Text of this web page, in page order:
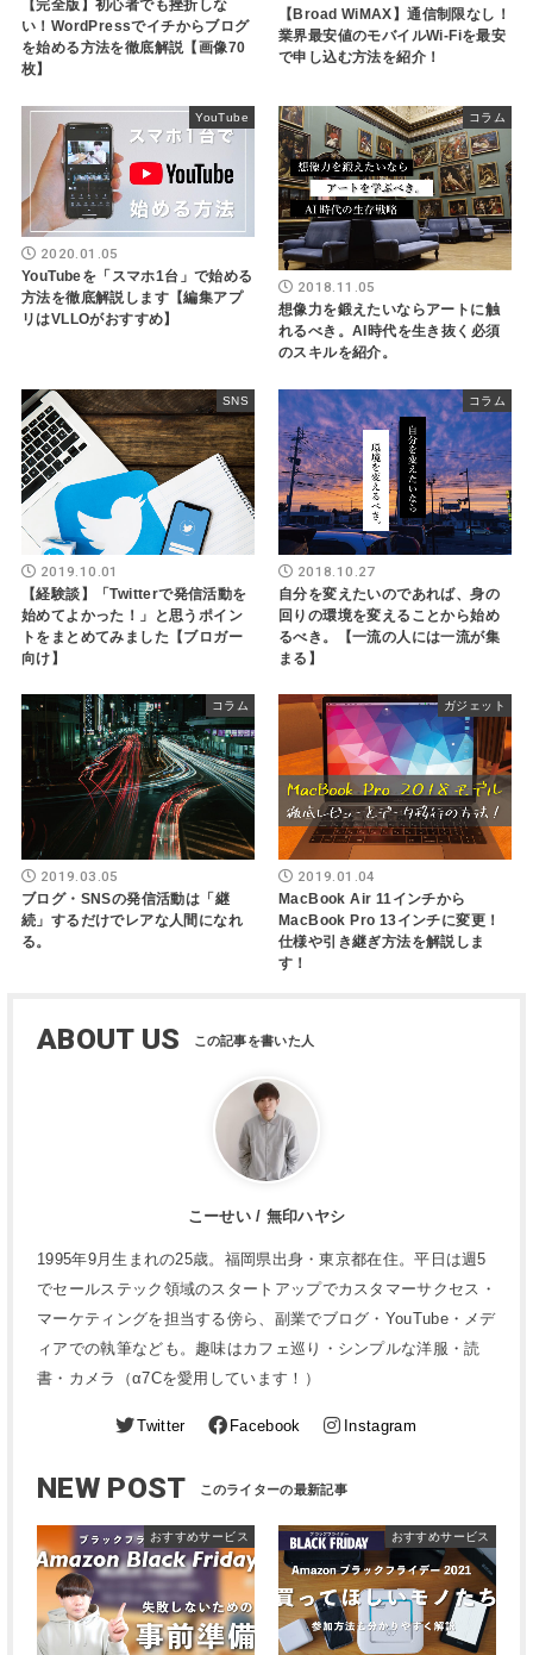
【完全版】初心者でも挫折しな
い！WordPressでイチからブログ
を始める方法を徹底解説【画像70
枚】
【Broad WiMAX】通信制限なし！
業界最安値のモバイルWi-Fiを最安
で申し込む方法を紹介！
YouTube
2020.01.05
YouTubeを「スマホ1台」で始める
方法を徹底解説します【編集アプ
リはVLLOがおすすめ】
コラム
2018.11.05
想像力を鍛えたいならアートに触
れるべき。AI時代を生き抜く必須
のスキルを紹介。
SNS
2019.10.01
【経験談】「Twitterで発信活動を
始めてよかった！」と思うポイン
トをまとめてみました【ブロガー
向け】
コラム
2018.10.27
自分を変えたいのであれば、身の
回りの環境を変えることから始め
るべき。【一流の人には一流が集
まる】
コラム
2019.03.05
ブログ・SNSの発信活動は「継
続」するだけでレアな人間になれ
る。
ガジェット
2019.01.04
MacBook Air 11インチから
MacBook Pro 13インチに変更！
仕様や引き継ぎ方法を解説しま
す！
ABOUT US
こーせい / 無印ハヤシ
1995年9月生まれの25歳。福岡県出身・東京都在住。平日は週5
でセールステック領域のスタートアップでカスタマーサクセス・
マーケティングを担当する傍ら、副業でブログ・YouTube・メデ
ィアでの執筆なども。趣味はカフェ巡り・シンプルな洋服・読
書・カメラ（α7Cを愛用しています！）
Twitter Facebook Instagram
NEW POST
おすすめサービス おすすめサービス